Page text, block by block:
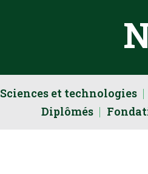
Sciences et technologies
Diplômés